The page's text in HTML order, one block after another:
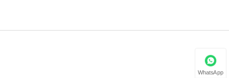
WhatsApp